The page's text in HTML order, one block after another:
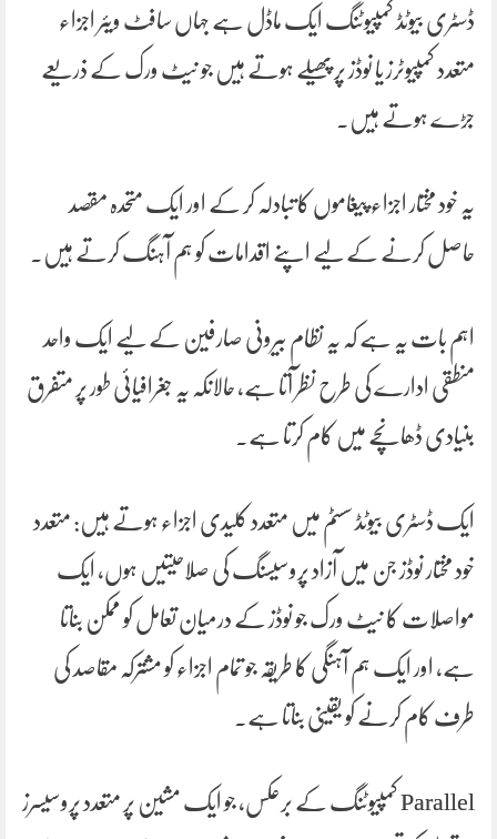
ڈسٹری بیوٹڈ کمپیوٹنگ ایک ماڈل ہے جہاں سافٹ ویئر اجزاء
متعدد کمپیوٹرز یا نوڈز پر پھیلے ہوتے ہیں جو نیٹ ورک کے ذریعے
جڑے ہوتے ہیں۔
یہ خود مختار اجزاء پیغاموں کا تبادلہ کر کے اور ایک متحدہ مقصد
حاصل کرنے کے لیے اپنے اقدامات کو ہم آہنگ کرتے ہیں۔
اہم بات یہ ہے کہ یہ نظام بیرونی صارفین کے لیے ایک واحد
منطقی ادارے کی طرح نظر آتا ہے، حالانکہ یہ جغرافیائی طور پر متفرق
بنیادی ڈھانچے میں کام کرتا ہے۔
ایک ڈسٹری بیوٹڈ سسٹم میں متعدد کلیدی اجزاء ہوتے ہیں: متعدد
خود مختار نوڈز جن میں آزاد پروسیسنگ کی صلاحیتیں ہوں، ایک
مواصلات کا نیٹ ورک جو نوڈز کے درمیان تعامل کو ممکن بناتا
ہے، اور ایک ہم آہنگی کا طریقہ جو تمام اجزاء کو مشترکہ مقاصد کی
طرف کام کرنے کو یقینی بناتا ہے۔
Parallel کمپیوٹنگ کے برعکس، جو ایک مشین پر متعدد پروسیسرز